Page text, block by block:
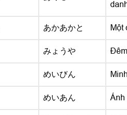
あかあかと Một
みょうや
めいびん
めいあん Ánh